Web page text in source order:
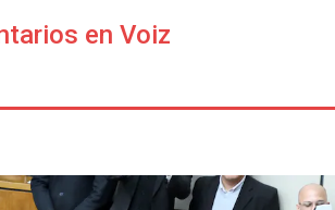
en Voiz